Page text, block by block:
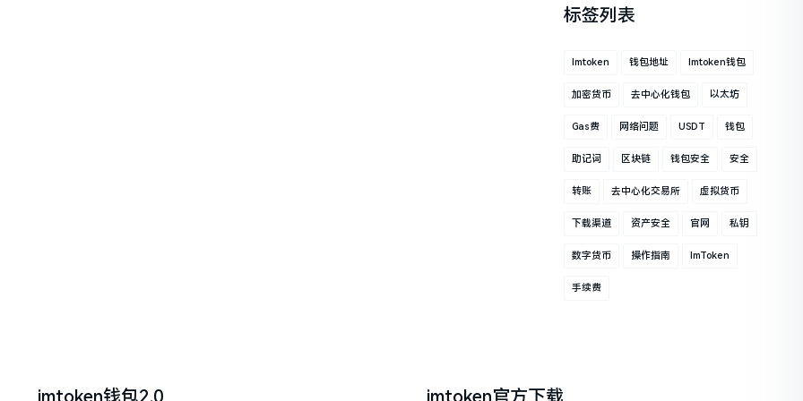
标签列表
Imtoken 钱包地址 Imtoken钱包
加密货币 去中心化钱包 以太坊
Gas费 网络问题 USDT 钱包
助记词 区块链 钱包安全 安全
转账 去中心化交易所 虚拟货币
下载渠道 资产安全 官网 私钥
数字货币 操作指南 ImToken
手续费